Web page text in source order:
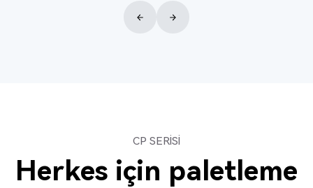
CP SERİSİ
Herkes için paletleme